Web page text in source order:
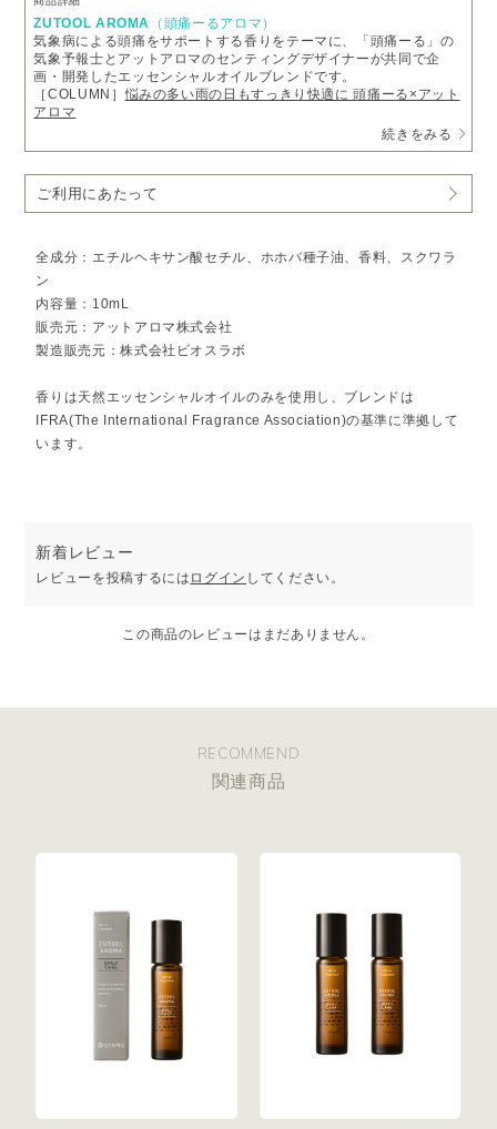
ZUTOOL AROMA （頭痛ーるアロマ）
気象病による頭痛をサポートする香りをテーマに、「頭痛ーる」の
気象予報士とアットアロマのセンティングデザイナーが共同で企
画・開発したエッセンシャルオイルブレンドです。
［COLUMN］悩みの多い雨の日もすっきり快適に 頭痛ーる×アット
アロマ
NIGHT CARE（ナイトケア）
ラベンダーとベルガモットの甘くやさしい香り
原料：ラベンダー, ベルガモット, ゼラニウム, イランイラン, ホーウ
手軽に持ち運べて、いつでもどこでも香りを取り入れられる
朝は出かける前に手首や首筋にひと塗りして、気持ちを切り替える
スイッチとして。
日中はこめかみに軽く転がして、気分をリフレッシュし集中力を高
めるサポートに。
就寝前は耳の後ろや鎖骨にやさしくのばすことで、深い呼吸を促
また、保湿成分*配合で指先・ネイルケアとしても使えるため、日常
のさまざまなシーンで香りをそっと届けてくれるアイテムです。
［COLUMN］
続きをみる
ご利用にあたって
全成分：エチルヘキサン酸セチル、ホホバ種子油、香料、スクワラ
ン
内容量：10mL
販売元：アットアロマ株式会社
製造販売元：株式会社ビオスラボ
香りは天然エッセンシャルオイルのみを使用し、ブレンドは
IFRA(The International Fragrance Association)の基準に準拠して
います。
新着レビュー
レビューを投稿するには ログイン してください。
この商品のレビューはまだありません。
RECOMMEND
関連商品